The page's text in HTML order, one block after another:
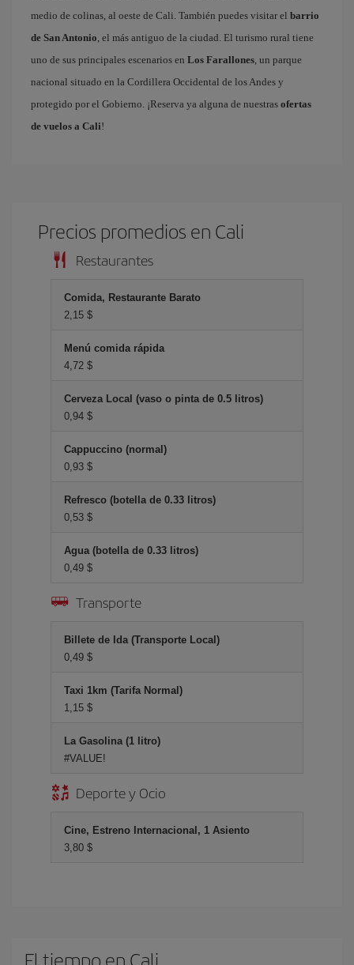
medio de colinas, al oeste de Cali. También puedes visitar el barrio
de San Antonio, el más antiguo de la ciudad. El turismo rural tiene
uno de sus principales escenarios en Los Farallones, un parque
nacional situado en la Cordillera Occidental de los Andes y
protegido por el Gobierno. ¡Reserva ya alguna de nuestras ofertas
de vuelos a Cali!
Precios promedios en Cali
Restaurantes
Comida, Restaurante Barato
2,15 $
Menú comida rápida
4,72 $
Cerveza Local (vaso o pinta de 0.5 litros)
0,94 $
Cappuccino (normal)
0,93 $
Refresco (botella de 0.33 litros)
0,53 $
Agua (botella de 0.33 litros)
0,49 $
Transporte
Billete de Ida (Transporte Local)
0,49 $
Taxi 1km (Tarifa Normal)
1,15 $
La Gasolina (1 litro)
#VALUE!
Deporte y Ocio
Cine, Estreno Internacional, 1 Asiento
3,80 $
El tiempo en Cali